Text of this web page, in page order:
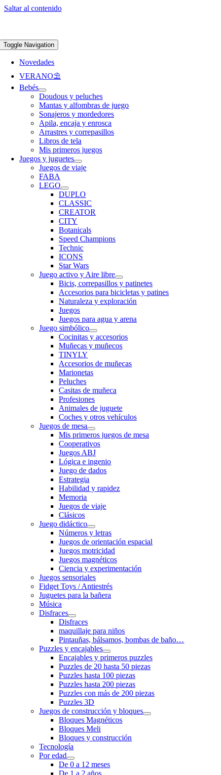
Saltar al contenido
Toggle Navigation
Novedades
VERANO⛱️​
Bebés
Doudous y peluches
Mantas y alfombras de juego
Sonajeros y mordedores
Apila, encaja y enrosca
Arrastres y correpasillos
Libros de tela
Mis primeros juegos
Juegos y juguetes
Juegos de viaje
FABA
LEGO
DUPLO
CLASSIC
CREATOR
CITY
Botanicals
Speed Champions
Technic
ICONS
Star Wars
Juego activo y Aire libre
Bicis, correpasillos y patinetes
Accesorios para bicicletas y patines
Naturaleza y exploración
Juegos
Juegos para agua y arena
Juego simbólico
Cocinitas y accesorios
Muñecas y muñecos
TINYLY
Accesorios de muñecas
Marionetas
Peluches
Casitas de muñeca
Profesiones
Animales de juguete
Coches y otros vehículos
Juegos de mesa
Mis primeros juegos de mesa
Cooperativos
Juegos ABJ
Lógica e ingenio
Juego de dados
Estrategia
Habilidad y rapidez
Memoria
Juegos de viaje
Clásicos
Juego didáctico
Números y letras
Juegos de orientación espacial
Juegos motricidad
Juegos magnéticos
Ciencia y experimentación
Juegos sensoriales
Fidget Toys / Antiestrés
Juguetes para la bañera
Música
Disfraces
Disfraces
maquillaje para niños
Pintauñas, bálsamos, bombas de baño…
Puzzles y encajables
Encajables y primeros puzzles
Puzzles de 20 hasta 50 piezas
Puzzles hasta 100 piezas
Puzzles hasta 200 piezas
Puzzles con más de 200 piezas
Puzzles 3D
Juegos de construcción y bloques
Bloques Magnéticos
Bloques Meli
Bloques y construcción
Tecnología
Por edad
De 0 a 12 meses
De 1 a 2 años